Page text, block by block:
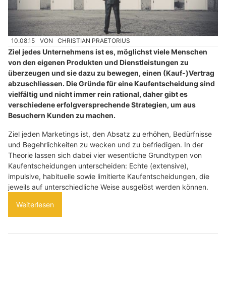
10.08.15 VON CHRISTIAN PRAETORIUS
Ziel jedes Unternehmens ist es, möglichst viele Menschen
von den eigenen Produkten und Dienstleistungen zu
überzeugen und sie dazu zu bewegen, einen (Kauf-)Vertrag
abzuschliessen. Die Gründe für eine Kaufentscheidung sind
vielfältig und nicht immer rein rational, daher gibt es
verschiedene erfolgversprechende Strategien, um aus
Besuchern Kunden zu machen.
Ziel jeden Marketings ist, den Absatz zu erhöhen, Bedürfnisse
und Begehrlichkeiten zu wecken und zu befriedigen. In der
Theorie lassen sich dabei vier wesentliche Grundtypen von
Kaufentscheidungen unterscheiden: Echte (extensive),
impulsive, habituelle sowie limitierte Kaufentscheidungen, die
jeweils auf unterschiedliche Weise ausgelöst werden können.
Weiterlesen